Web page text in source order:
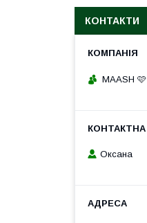
КОНТАКТИ
MAASH 🩷
Оксана